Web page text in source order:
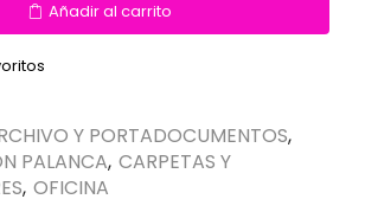
Añadir al carrito
Y PORTADOCUMENTOS,
PALANCA, CARPETAS Y
, OFICINA